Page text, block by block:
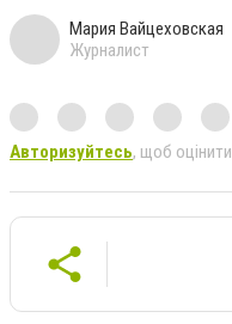
Мария Вайцеховская
Журналист
Авторизуйтесь, щоб оцінити